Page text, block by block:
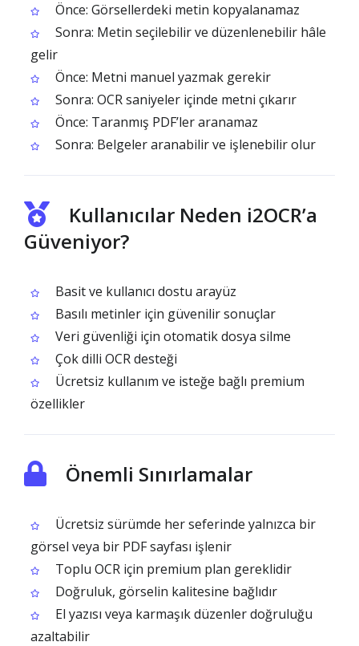
Önce: Görsellerdeki metin kopyalanamaz
Sonra: Metin seçilebilir ve düzenlenebilir hâle
gelir
Önce: Metni manuel yazmak gerekir
Sonra: OCR saniyeler içinde metni çıkarır
Önce: Taranmış PDF’ler aranamaz
Sonra: Belgeler aranabilir ve işlenebilir olur
Kullanıcılar Neden i2OCR’a
Güveniyor?
Basit ve kullanıcı dostu arayüz
Basılı metinler için güvenilir sonuçlar
Veri güvenliği için otomatik dosya silme
Çok dilli OCR desteği
Ücretsiz kullanım ve isteğe bağlı premium
özellikler
Önemli Sınırlamalar
Ücretsiz sürümde her seferinde yalnızca bir
görsel veya bir PDF sayfası işlenir
Toplu OCR için premium plan gereklidir
Doğruluk, görselin kalitesine bağlıdır
El yazısı veya karmaşık düzenler doğruluğu
azaltabilir